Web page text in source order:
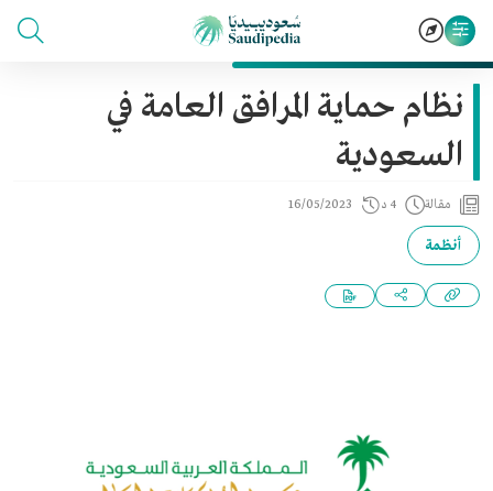
نظام حماية المرافق العامة في
السعودية
مقالة 4 د 16/05/2023
أنظمة